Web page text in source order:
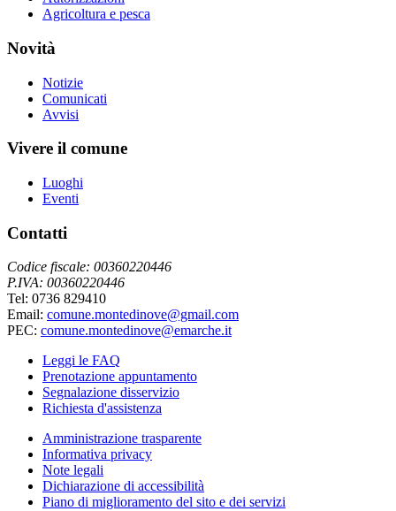
Agricoltura e pesca
Novità
Notizie
Comunicati
Avvisi
Vivere il comune
Luoghi
Eventi
Contatti
Codice fiscale: 00360220446
P.IVA: 00360220446
Tel: 0736 829410
Email: comune.montedinove@gmail.com
PEC: comune.montedinove@emarche.it
Leggi le FAQ
Prenotazione appuntamento
Segnalazione disservizio
Richiesta d'assistenza
Amministrazione trasparente
Informativa privacy
Note legali
Dichiarazione di accessibilità
Piano di miglioramento del sito e dei servizi